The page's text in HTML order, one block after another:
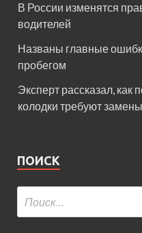
В России изменятся
водителей
Названы главные
пробегом
Эксперт рассказал, как
колодки требуют замены
ПОИСК